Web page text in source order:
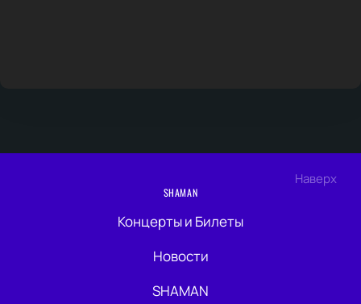
Наверх
SHAMAN
Концерты и Билеты
Новости
SHAMAN